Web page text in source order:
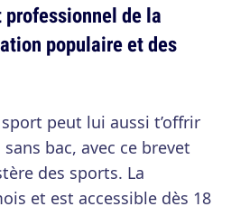
professionnel de la
populaire et des
peut lui aussi t’offrir
bac, avec ce brevet
des sports. La
et est accessible dès 18